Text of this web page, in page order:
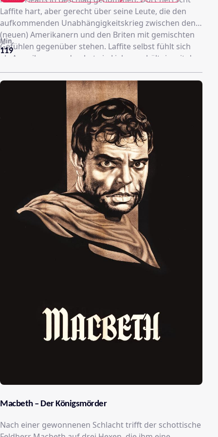
Laffite hart, aber gerecht über seine Leute, die den
aufkommenden Unabhängigkeitskrieg zwischen den
(neuen) Amerikanern und den Briten mit gemischten
Gefühlen gegenüber stehen. Laffite selbst fühlt sich
als Amerikaner und er hat ein Liebesverhältnis mit der
reizenden Tochter des Gouverneurs von Louisiana ,
sehr zum Verdruss der Piratin Bonnie, die aus
Eifersucht Laffite am liebsten am Galgen hängen
sehen würde, wovon Laffite auch gar nicht allzu weit
entfernt wäre, verdächtigt man ihm ohnehin schon
des Mordes. Der Krieg steht kurz bevor. Und die
Pirateninsel ist ein wichtiger strategischer Punkt zur
Verteidigung der amerikanischen Armee. Laffite ist
zwar ein Geächteter, aber er bietet General Jackson an
ihm im Kampf gegen die bevorstehende Invasion der
Briten beizustehen, wenn ihm und seinen Männern
Amnesie erteilt wird...
119
Min.
Macbeth – Der Königsmörder
Nach einer gewonnenen Schlacht trifft der schottische